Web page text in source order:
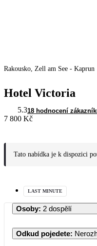
Rakousko, Zell am See - Kaprun
Hotel Victoria
5.318 hodnocení
7 800 Kč
Tato nabídka je k dispozici
LAST MINUTE
Osoby: 2 dospělí
Odkud pojedete: